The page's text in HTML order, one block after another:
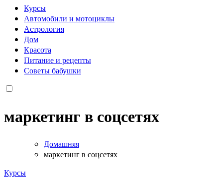
Курсы
Автомобили и мотоциклы
Астрология
Дом
Красота
Питание и рецепты
Советы бабушки
маркетинг в соцсетях
Домашняя
маркетинг в соцсетях
Курсы